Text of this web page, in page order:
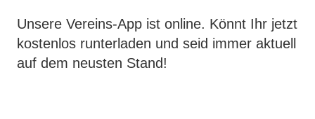
Unsere Vereins-App ist online. Könnt Ihr jetzt
kostenlos runterladen und seid immer aktuell
auf dem neusten Stand!